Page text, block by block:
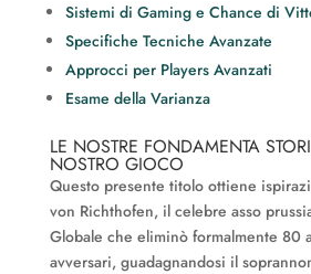
Sistemi di Gaming e Chance di
Specifiche Tecniche Avanzate
Approcci per Players Avanzati
Esame della Varianza
LE NOSTRE FONDAMENTA
NOSTRO GIOCO
Questo presente titolo ottiene
von Richthofen, il celebre asso
Globale che eliminò formalmente 80
avversari, guadagnandosi il